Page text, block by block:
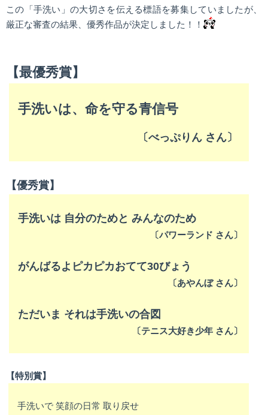
この「手洗い」の大切さを伝える標語を募集していましたが、
厳正な審査の結果、優秀作品が決定しました！！
【最優秀賞】
手洗いは、命を守る青信号
〔べっぷりん さん〕
【優秀賞】
手洗いは 自分のためと みんなのため
〔パワーランド さん〕
がんばるよピカピカおてて30びょう
〔あやんぼ さん〕
ただいま それは手洗いの合図
〔テニス大好き少年 さん〕
【特別賞】
手洗いで 笑顔の日常 取り戻せ